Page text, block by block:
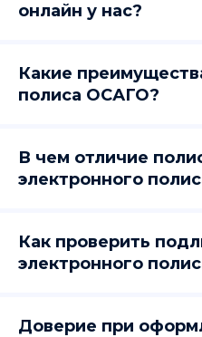
онлайн у нас?
Какие
полиса ОСАГО?
В чем отличие
электронного
Как проверить
электронного
Доверие при